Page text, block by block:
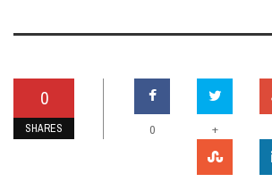
0
SHARES 0 +